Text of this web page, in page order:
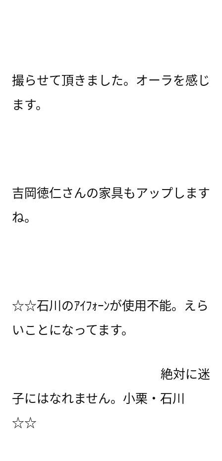
撮らせて頂きました。オーラを感じ
ます。
吉岡徳仁さんの家具もアップします
ね。
☆☆石川のｱｲﾌｫｰﾝが使用不能。えら
いことになってます。
絶対に迷
子にはなれません。小栗・石川
☆☆